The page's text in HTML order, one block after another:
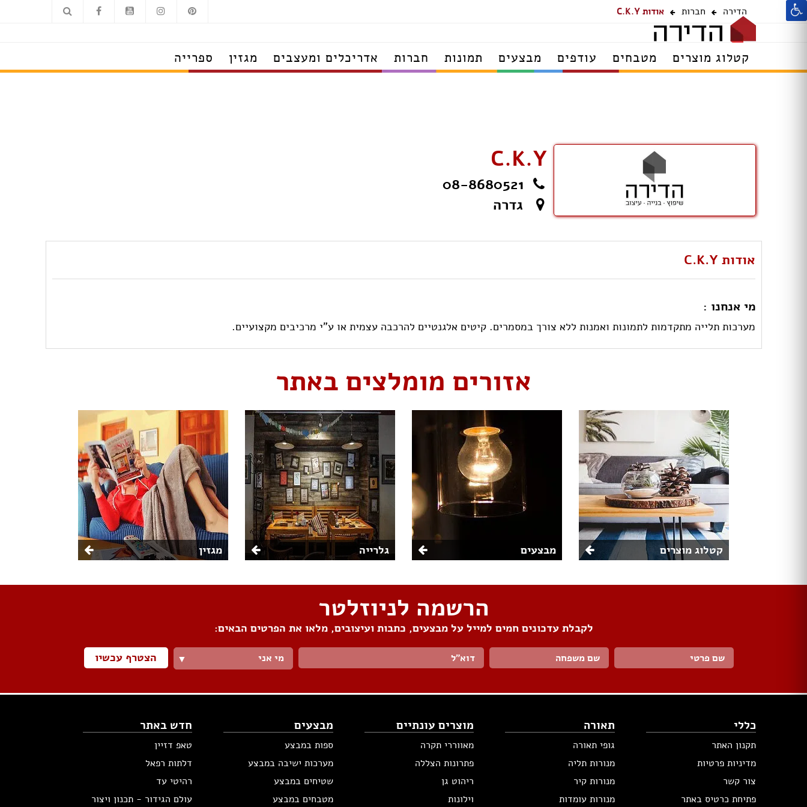
הדירה חברות אודות C.K.Y
קטלוג מוצרים מטבחים עודפים מבצעים תמונות חברות אדריכלים ומעצבים מגזין ספרייה
C.K.Y
08-8680521
גדרה
אודות C.K.Y
מי אנחנו :
מערכות תלייה מתקדמות לתמונות ואמנות ללא צורך במסמרים. קיטים אלגנטיים להרכבה עצמית או ע"י מרכיבים מקצועיים.
אזורים מומלצים באתר
קטלוג מוצרים מבצעים גלרייה מגזין
הרשמה לניוזלטר
לקבלת עדכונים חמים למייל על מבצעים, כתבות ועיצובים, מלאו את הפרטים הבאים:
מי אני ▼ הצטרף עכשיו
כללי
תקנון האתר
מדיניות פרטיות
צור קשר
פתיחת כרטיס באתר
תאורה
גופי תאורה
מנורות תליה
מנורות קיר
מנורות עומדות
מוצרים עונתיים
מאווררי תקרה
פתרונות הצללה
ריהוט גן
וילונות
מבצעים
ספות במבצע
מערכות ישיבה במבצע
שטיחים במבצע
מטבחים במבצע
חדש באתר
טאפ דזיין
דלתות רפאל
רהיטי עד
עולם הגידור - תכנון ויצור